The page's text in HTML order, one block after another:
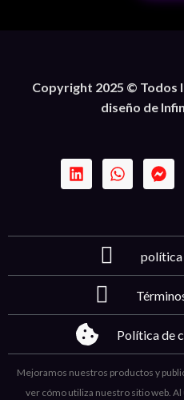
Copyright 2025 © Todos
diseño de
política
Política de
Mejoramos nuestros productos y
ver cómo utiliza nuestro sitio web.